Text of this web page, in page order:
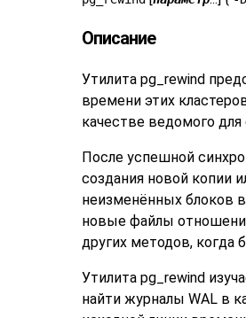
Описание
Утилита pg_rewind
времени этих
качестве ведомого
После успешной
создания новой копии
неизменённых блоков
новые файлы
других методов, когда
Утилита pg_rewind
найти журналы WAL в